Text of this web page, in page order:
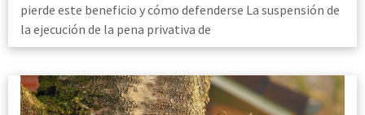
pierde este beneficio y cómo defenderse La suspensión de
la ejecución de la pena privativa de